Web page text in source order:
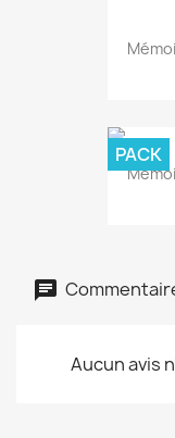
PACK
Aucun avis